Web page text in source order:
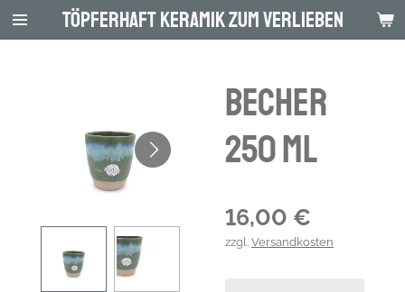
Zum
Hauptinhalt
Töpferhaft Keramik zum Verlieben
Becher
250 ml
16,00 €
zzgl. Versandkosten